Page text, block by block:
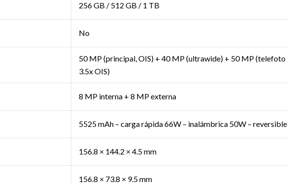
256 GB / 512 GB / 1 TB
No
50 MP (principal, OIS) + 40 MP (ultrawide) + 50 MP (telefoto
3.5x OIS)
8 MP interna + 8 MP externa
5525 mAh – carga rápida 66W – inalámbrica 50W – reversible
156.8 × 144.2 × 4.5 mm
156.8 × 73.8 × 9.5 mm